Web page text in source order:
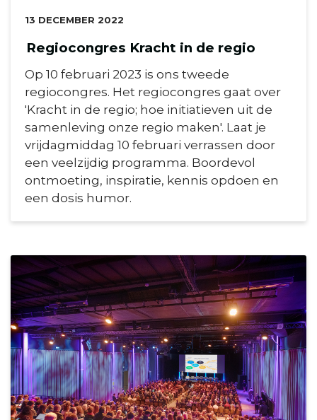
DATUM:
13 DECEMBER 2022
Regiocongres Kracht in de regio
Op 10 februari 2023 is ons tweede
regiocongres. Het regiocongres gaat over
'Kracht in de regio; hoe initiatieven uit de
samenleving onze regio maken'. Laat je
vrijdagmiddag 10 februari verrassen door
een veelzijdig programma. Boordevol
ontmoeting, inspiratie, kennis opdoen en
een dosis humor.